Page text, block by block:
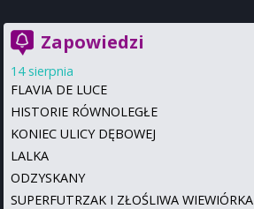
Zapowiedzi
14 sierpnia
FLAVIA DE LUCE
HISTORIE RÓWNOLEGŁE
KONIEC ULICY DĘBOWEJ
LALKA
ODZYSKANY
SUPERFUTRZAK I ZŁOŚLIWA WIEWIÓRKA